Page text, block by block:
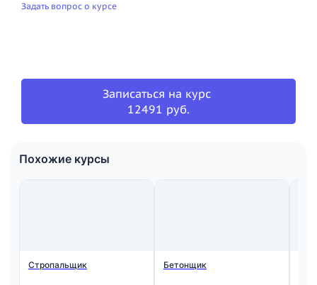
Задать вопрос о курсе
Записаться на курс
12491 руб.
Похожие курсы
Стропальщик Бетонщик